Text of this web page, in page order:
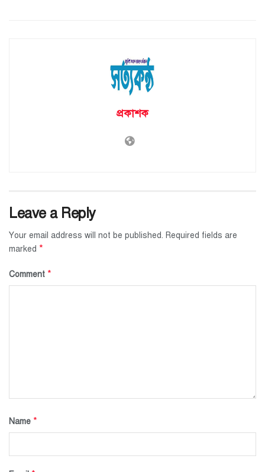
প্রকাশক
Leave a Reply
Your email address will not be published. Required fields are
marked *
Comment *
Name *